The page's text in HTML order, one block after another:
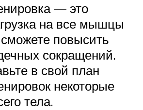
— это
на все мышцы
повысить
сокращений.
в свой план
некоторые
тела.